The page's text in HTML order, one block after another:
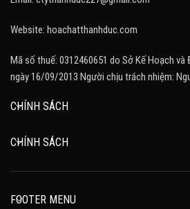
Website: hoachatthanhduc.com
Mã số thuế: 0312460651 do Sở Kế Hoạch và
ngày 16/09/2013 Người chịu trách nhiệm:
CHÍNH SÁCH
CHÍNH SÁCH
FOOTER MENU